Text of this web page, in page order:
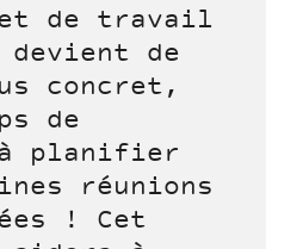
de travail
de
concret,
de
à planifier
réunions
! Cet